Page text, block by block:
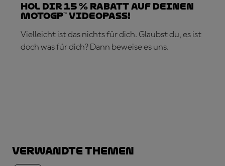
Hol dir 15 % Rabatt auf deinen
MotoGP™ VideoPass!
Vielleicht ist das nichts für dich. Glaubst du, es ist
doch was für dich? Dann beweise es uns.
Verwandte Themen